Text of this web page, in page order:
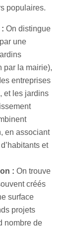
populaires.
:On distingue
une
par la mairie),
entreprises
et les jardins
en associant
et
:On trouve
créés
surface
projets
nombre de